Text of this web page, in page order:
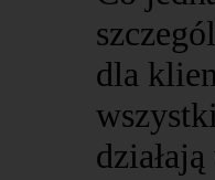
dla
działają